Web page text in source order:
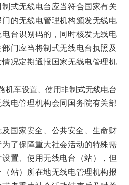
式无线电台应当符合国家有关
的无线电管理机构颁发无线电
台识别码的，同时核发无线电
门应当将制式无线电台执照及
况定期通报国家无线电管理机
机车设置、使用非制式无线电台
电管理机构会同国务院有关部
及国家安全、公共安全、生命财
了保障重大社会活动的特殊需
置、使用无线电台（站），但
站）所在地无线电管理机构报